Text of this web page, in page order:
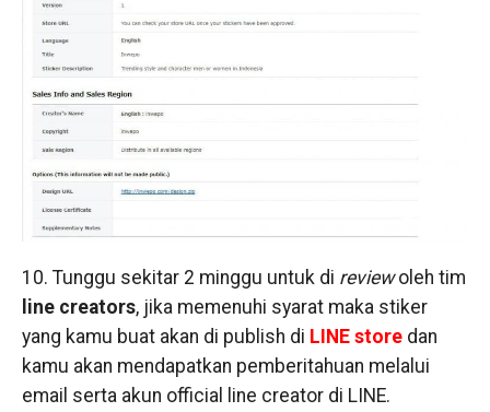
10. Tunggu sekitar 2 minggu untuk di reviewoleh tim
line creators, jika memenuhi syarat maka stiker
yang kamu buat akan di publish di LINE storedan
kamu akan mendapatkan pemberitahuan melalui
email serta akun official line creator di LINE.